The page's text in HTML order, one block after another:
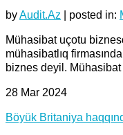
byAudit.Az posted in:
Mühasibat uçotu
mühasibatlıq
biznes deyil.
28 Mar 2024
Böyük Britaniya